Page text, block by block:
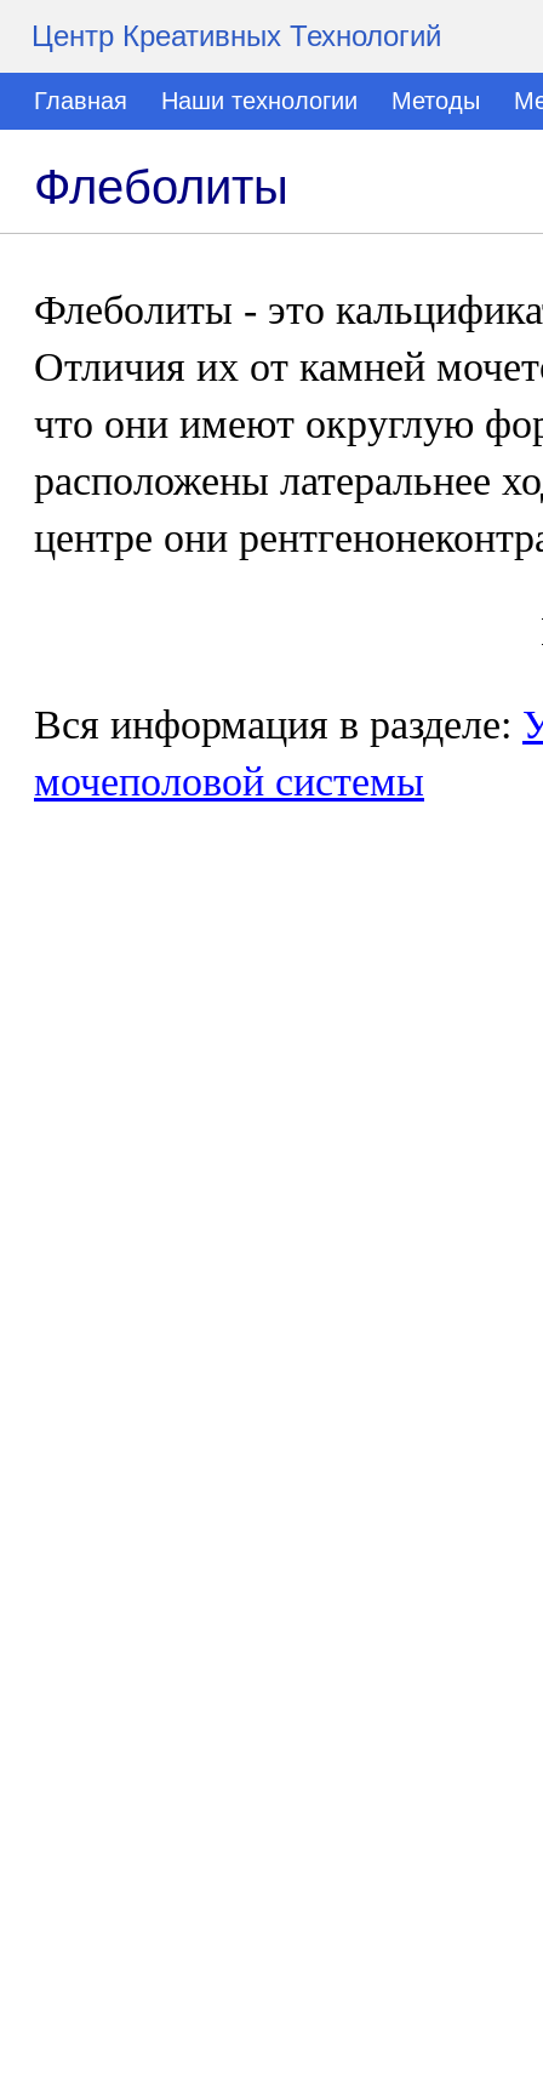
Центр Креативных Технологий
Главная Наши технологии Методы
Флеболиты
Флеболиты - это
Отличия их от камней
что они имеют округлую
расположены латеральнее
центре они
Вся информация в разделе:
мочеполовой системы